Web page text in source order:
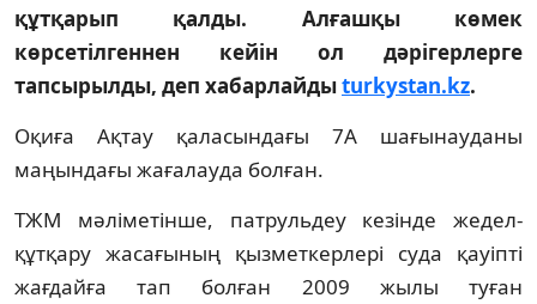
құтқарып қалды. Алғашқы көмек
көрсетілгеннен кейін ол дәрігерлерге
тапсырылды, деп хабарлайдыturkystan.kz.
Оқиға Ақтау қаласындағы 7А шағынауданы
маңындағы жағалауда болған.
ТЖМ мәліметінше, патрульдеу кезінде жедел-
құтқару жасағының қызметкерлері суда қауіпті
жағдайға тап болған 2009 жылы туған